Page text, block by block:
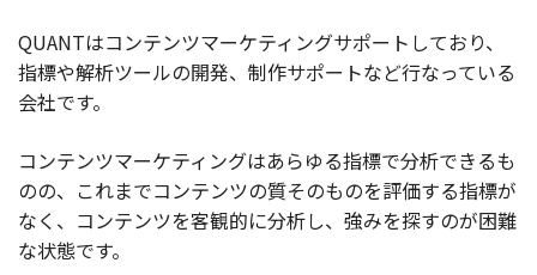
03-6432-0346
QUANTはコンテンツマーケティングサポートしており、
指標や解析ツールの開発、制作サポートなど行なっている
会社です。
コンテンツマーケティングはあらゆる指標で分析できるも
のの、これまでコンテンツの質そのものを評価する指標が
なく、コンテンツを客観的に分析し、強みを探すのが困難
な状態です。